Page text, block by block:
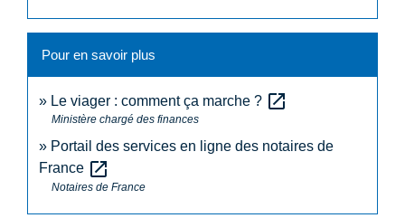
Pour en savoir plus
Le viager : comment ça marche ? open_in_new
Ministère chargé des finances
Portail des services en ligne des notaires de
France open_in_new
Notaires de France